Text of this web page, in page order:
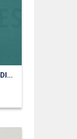
OUTDOOR WASSERDICHT